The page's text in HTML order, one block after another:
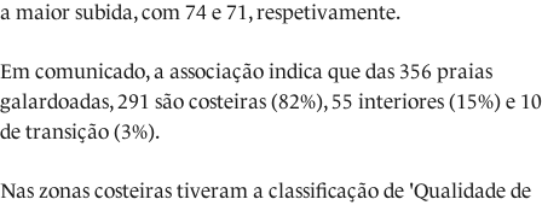
a maior subida, com 74 e 71, respetivamente.
Em comunicado, a associação indica que das 356 praias
galardoadas, 291 são costeiras (82%), 55 interiores (15%) e 10
de transição (3%).
Nas zonas costeiras tiveram a classificação de 'Qualidade de